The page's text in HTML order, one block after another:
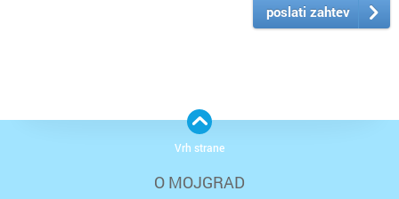
poslati zahtev
O MOJGRAD
Vrh strane